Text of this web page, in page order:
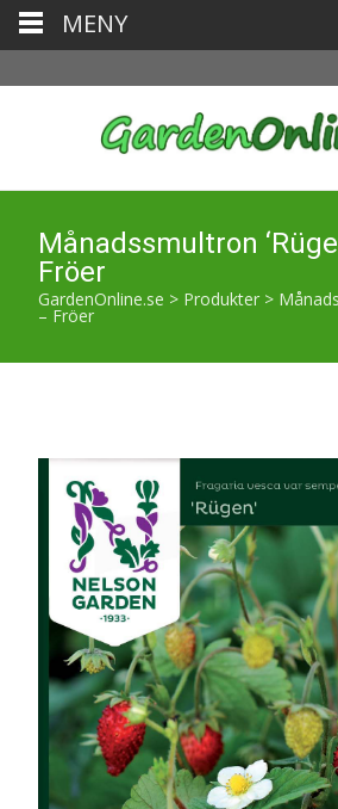
Månadssmultron
Fröer
GardenOnline.se > Produkter >
– Fröer
MENY